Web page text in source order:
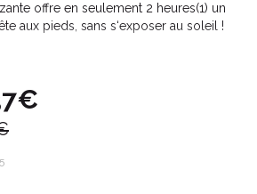
offre en seulement 2 heures(1) un
aux pieds, sans s‘exposer au soleil !
idéale pour une application visage et
et pénètre rapidement, sans laisser
avec la lumière pour diffuser un
notes d‘Orange Douce, de Tiaré et de
en France.